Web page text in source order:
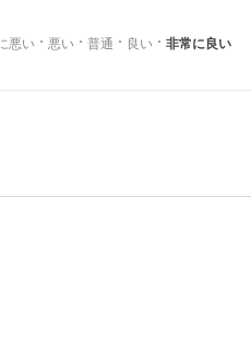
悪い
悪い 普通 良い 非常に良い